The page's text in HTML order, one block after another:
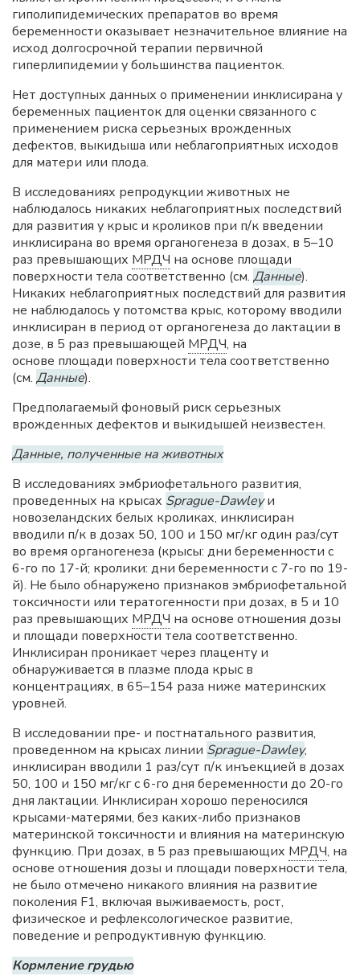
гиполипидемических препаратов во время
беременности оказывает незначительное влияние на
исход долгосрочной терапии первичной
гиперлипидемии у большинства пациенток.
Нет доступных данных о применении инклисирана у
беременных пациенток для оценки связанного с
применением риска серьезных врожденных
дефектов, выкидыша или неблагоприятных исходов
для матери или плода.
В исследованиях репродукции животных не
наблюдалось никаких неблагоприятных последствий
для развития у крыс и кроликов при п/к введении
инклисирана во время органогенеза в дозах, в 5–10
раз превышающих МРДЧ на основе площади
поверхности тела соответственно (см. Данные).
Никаких неблагоприятных последствий для развития
не наблюдалось у потомства крыс, которому вводили
инклисиран в период от органогенеза до лактации в
дозе, в 5 раз превышающей МРДЧ, на
основе площади поверхности тела соответственно
(см. Данные).
Предполагаемый фоновый риск серьезных
врожденных дефектов и выкидышей неизвестен.
Данные, полученные на животных
В исследованиях эмбриофетального развития,
проведенных на крысах Sprague-Dawleyи
новозеландских белых кроликах, инклисиран
вводили п/к в дозах 50, 100 и 150 мг/кг один раз/сут
во время органогенеза (крысы: дни беременности с
6-го по 17-й; кролики: дни беременности с 7-го по 19-
й). Не было обнаружено признаков эмбриофетальной
токсичности или тератогенности при дозах, в 5 и 10
раз превышающих МРДЧ на основе отношения дозы
и площади поверхности тела соответственно.
Инклисиран проникает через плаценту и
обнаруживается в плазме плода крыс в
концентрациях, в 65–154 раза ниже материнских
уровней.
В исследовании пре- и постнатального развития,
проведенном на крысах линии Sprague-Dawley,
инклисиран вводили 1 раз/сут п/к инъекцией в дозах
50, 100 и 150 мг/кг с 6-го дня беременности до 20-го
дня лактации. Инклисиран хорошо переносился
крысами-матерями, без каких-либо признаков
материнской токсичности и влияния на материнскую
функцию. При дозах, в 5 раз превышающих МРДЧ, на
основе отношения дозы и площади поверхности тела,
не было отмечено никакого влияния на развитие
поколения F1, включая выживаемость, рост,
физическое и рефлексологическое развитие,
поведение и репродуктивную функцию.
Кормление грудью